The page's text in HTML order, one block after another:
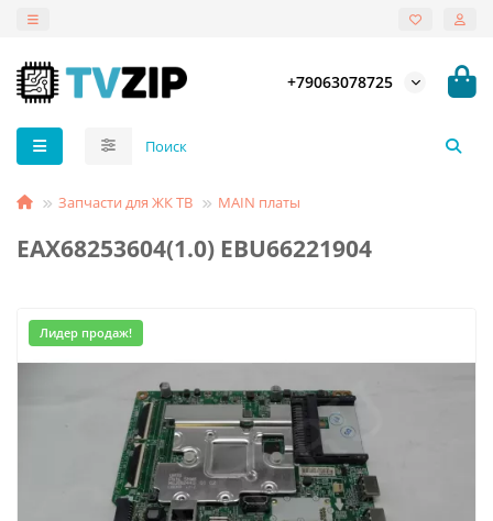
+79063078725
Запчасти для ЖК ТВ MAIN платы
EAX68253604(1.0) EBU66221904
Лидер продаж!